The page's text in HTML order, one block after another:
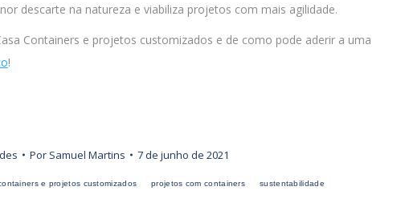
descarte na natureza e viabiliza projetos com mais agilidade.
Containers e projetos customizados e de como pode aderir a uma
!
Por Samuel Martins
7 de junho de 2021
e projetos customizados projetos com containers sustentabilidade